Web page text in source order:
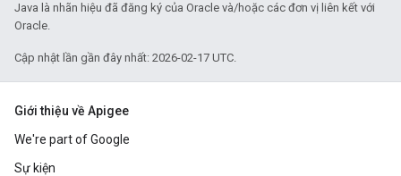
Java là nhãn hiệu đã đăng ký của Oracle và/hoặc các đơn vị liên kết với
Oracle.
Cập nhật lần gần đây nhất: 2026-02-17 UTC.
Giới thiệu về Apigee
We're part of Google
Sự kiện